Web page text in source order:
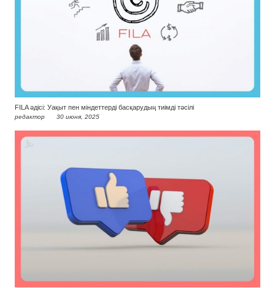
FILA әдісі: Уақыт пен міндеттерді басқарудың тиімді тәсілі
редактор 30 июня, 2025